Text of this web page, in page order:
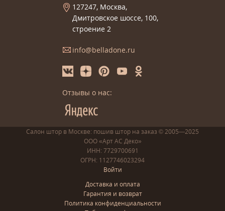
127247, Москва,
Дмитровское шоссе, 100,
строение 2
info@belladone.ru
Отзывы о нас:
Салон штор в Москве: пошив штор на заказ © 2005—2025
ООО «Арт АС Деко»
ИНН: 7729700691
ОГРН: 1127746023294
Войти
Доставка и оплата
Гарантия и возврат
Политика конфиденциальности